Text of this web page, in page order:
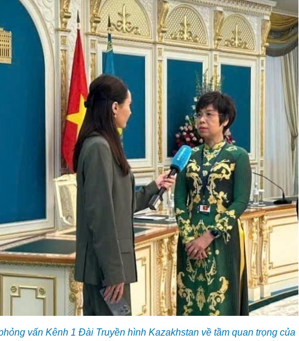
vấn Kênh 1 Đài Truyền hình Kazakhstan về tầm quan trọng của